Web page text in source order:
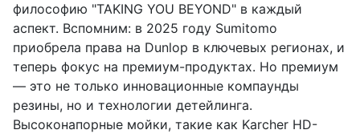
философию "TAKING YOU BEYOND" в каждый
аспект. Вспомним: в 2025 году Sumitomo
приобрела права на Dunlop в ключевых регионах, и
теперь фокус на премиум-продуктах. Но премиум
— это не только инновационные компаунды
резины, но и технологии детейлинга.
Высоконапорные мойки, такие как Karcher HD-